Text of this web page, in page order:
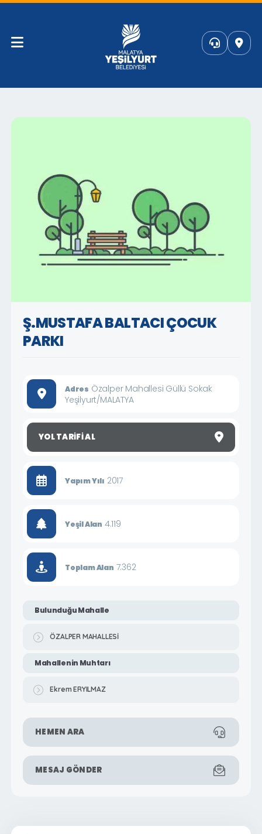
Ş.MUSTAFA BALTACI ÇOCUK
PARKI
Adres Özalper Mahallesi Güllü Sokak
Yeşilyurt/MALATYA
YOL TARIFI AL
Yapım Yılı 2017
Yeşil Alan 4.119
Toplam Alan 7.362
Bulunduğu Mahalle
ÖZALPER MAHALLESİ
Mahallenin Muhtarı
Ekrem ERYILMAZ
HEMEN ARA
MESAJ GÖNDER